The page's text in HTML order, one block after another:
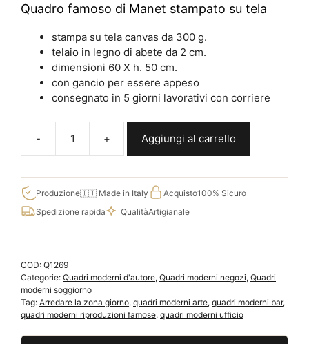
Quadro famoso di Manet stampato su tela
stampa su tela canvas da 300 g.
telaio in legno di abete da 2 cm.
dimensioni 60 X h. 50 cm.
con gancio per essere appeso
consegnato in 5 giorni lavorativi con corriere
Quadro
Il
bar
delle
Folies-
Bergère
di
su
Q1269
Aggiungi al carrello
Produzione🇮🇹 Made in Italy Acquisto100% Sicuro
Spedizione rapida
QualitàArtigianale
COD: Q1269
Categorie: Quadri moderni d'autore, Quadri moderni negozi, Quadri
moderni soggiorno
Tag: Arredare la zona giorno, quadri moderni arte, quadri moderni bar,
quadri moderni riproduzioni famose, quadri moderni ufficio